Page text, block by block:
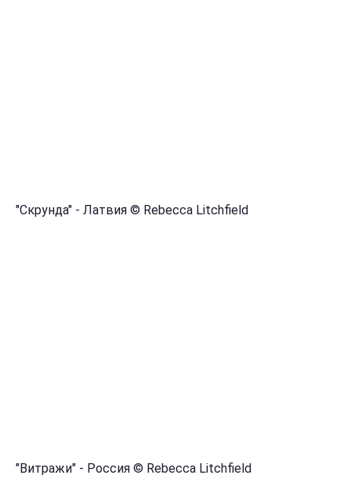
"Скрунда" - Латвия © Rebecca Litchfield
"Витражи" - Россия © Rebecca Litchfield